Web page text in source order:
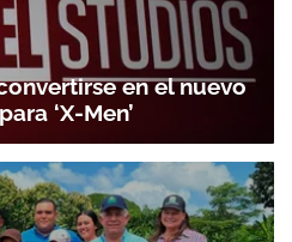
en el nuevo
‘X-Men’